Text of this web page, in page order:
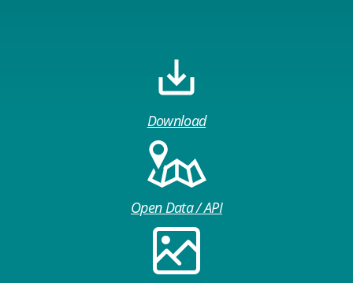
Download
Open Data / API